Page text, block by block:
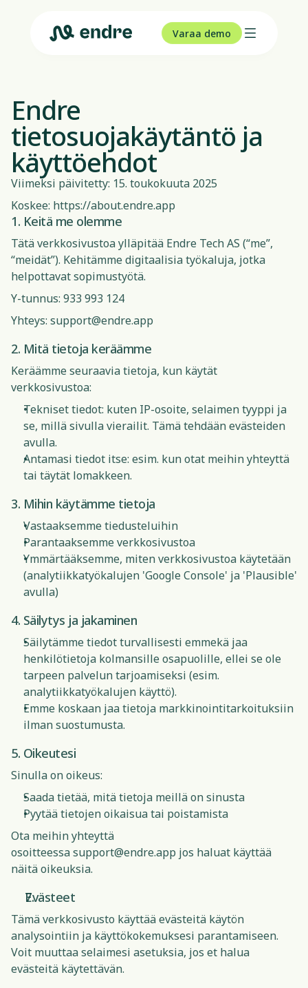
Varaa demo
Endre
tietosuojakäytäntö ja
käyttöehdot
Viimeksi päivitetty: 15. toukokuuta 2025
Koskee: https://about.endre.app
1. Keitä me olemme
Tätä verkkosivustoa ylläpitää Endre Tech AS (“me”,
“meidät”). Kehitämme digitaalisia työkaluja, jotka
helpottavat sopimustyötä.
Y-tunnus: 933 993 124
Yhteys: support@endre.app
2. Mitä tietoja keräämme
Keräämme seuraavia tietoja, kun käytät
verkkosivustoa:
Tekniset tiedot: kuten IP-osoite, selaimen tyyppi ja
se, millä sivulla vierailit. Tämä tehdään evästeiden
avulla.
Antamasi tiedot itse: esim. kun otat meihin yhteyttä
tai täytät lomakkeen.
3. Mihin käytämme tietoja
Vastaaksemme tiedusteluihin
Parantaaksemme verkkosivustoa
Ymmärtääksemme, miten verkkosivustoa käytetään
(analytiikkatyökalujen 'Google Console' ja 'Plausible'
avulla)
4. Säilytys ja jakaminen
Säilytämme tiedot turvallisesti emmekä jaa
henkilötietoja kolmansille osapuolille, ellei se ole
tarpeen palvelun tarjoamiseksi (esim.
analytiikkatyökalujen käyttö).
Emme koskaan jaa tietoja markkinointitarkoituksiin
ilman suostumusta.
5. Oikeutesi
Sinulla on oikeus:
Saada tietää, mitä tietoja meillä on sinusta
Pyytää tietojen oikaisua tai poistamista
Ota meihin yhteyttä
osoitteessasupport@endre.app jos haluat käyttää
näitä oikeuksia.
Evästeet
Tämä verkkosivusto käyttää evästeitä käytön
analysointiin ja käyttökokemuksesi parantamiseen.
Voit muuttaa selaimesi asetuksia, jos et halua
evästeitä käytettävän.